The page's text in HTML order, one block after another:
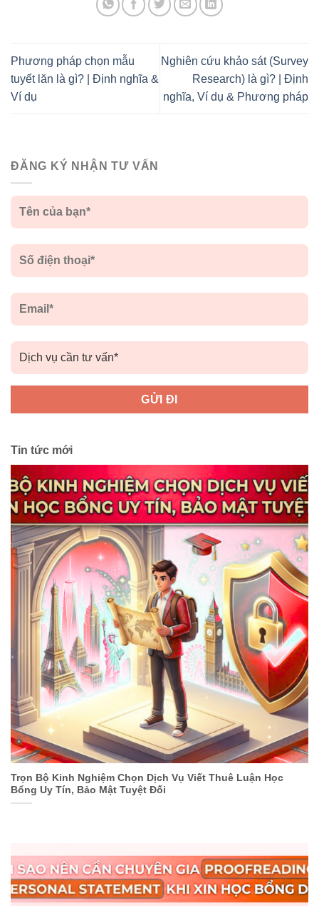
Phương pháp chọn mẫu
tuyết lăn là gì? | Định nghĩa &
Ví dụ
Nghiên cứu khảo sát (Survey
Research) là gì? | Định
nghĩa, Ví dụ & Phương pháp
ĐĂNG KÝ NHẬN TƯ VẤN
Tin tức mới
Trọn Bộ Kinh Nghiệm Chọn Dịch Vụ Viết Thuê Luận Học
Bổng Uy Tín, Bảo Mật Tuyệt Đối